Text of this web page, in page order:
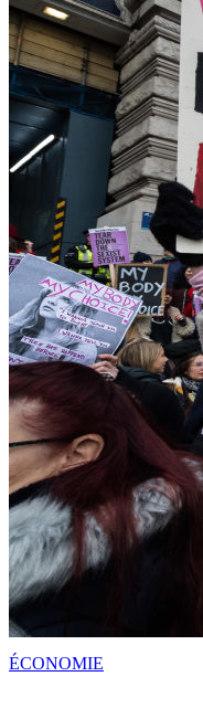
ÉCONOMIE